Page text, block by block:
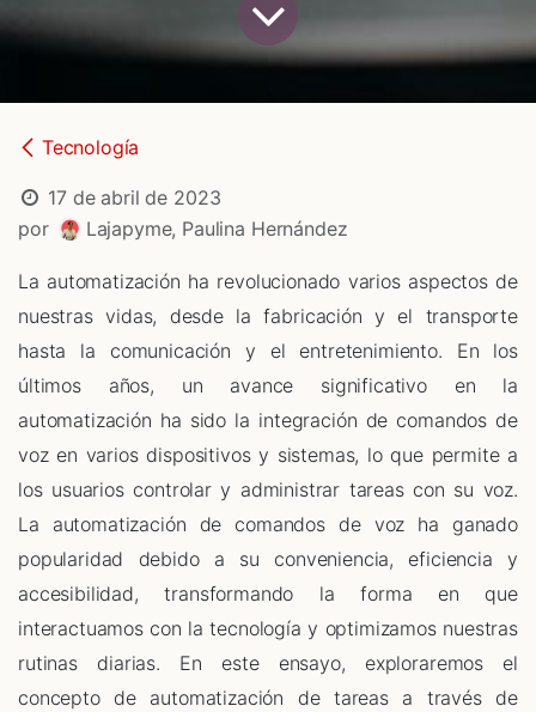
Tecnología
17 de abril de 2023
por
Lajapyme, Paulina Hernández
La automatización ha revolucionado varios aspectos de
nuestras vidas, desde la fabricación y el transporte
hasta la comunicación y el entretenimiento. En los
últimos años, un avance significativo en la
automatización ha sido la integración de comandos de
voz en varios dispositivos y sistemas, lo que permite a
los usuarios controlar y administrar tareas con su voz.
La automatización de comandos de voz ha ganado
popularidad debido a su conveniencia, eficiencia y
accesibilidad, transformando la forma en que
interactuamos con la tecnología y optimizamos nuestras
rutinas diarias. En este ensayo, exploraremos el
concepto de automatización de tareas a través de